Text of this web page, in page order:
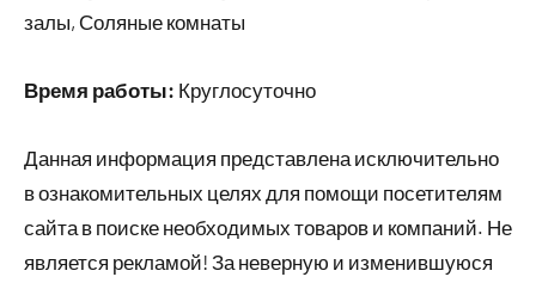
залы, Соляные комнаты
Время работы: Круглосуточно
Данная информация представлена исключительно
в ознакомительных целях для помощи посетителям
сайта в поиске необходимых товаров и компаний. Не
является рекламой! За неверную и изменившуюся